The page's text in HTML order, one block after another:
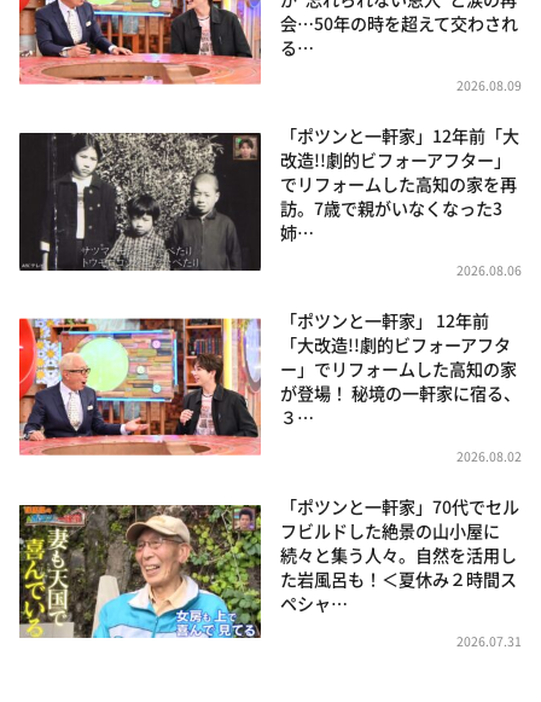
会…50年の時を超えて交わされ
る…
2026.08.09
「ポツンと一軒家」12年前「大
改造!!劇的ビフォーアフター」
でリフォームした高知の家を再
訪。7歳で親がいなくなった3
姉…
2026.08.06
「ポツンと一軒家」 12年前
「大改造!!劇的ビフォーアフタ
ー」でリフォームした高知の家
が登場！ 秘境の一軒家に宿る、
３…
2026.08.02
「ポツンと一軒家」70代でセル
フビルドした絶景の山小屋に
続々と集う人々。自然を活用し
た岩風呂も！＜夏休み２時間ス
ペシャ…
2026.07.31